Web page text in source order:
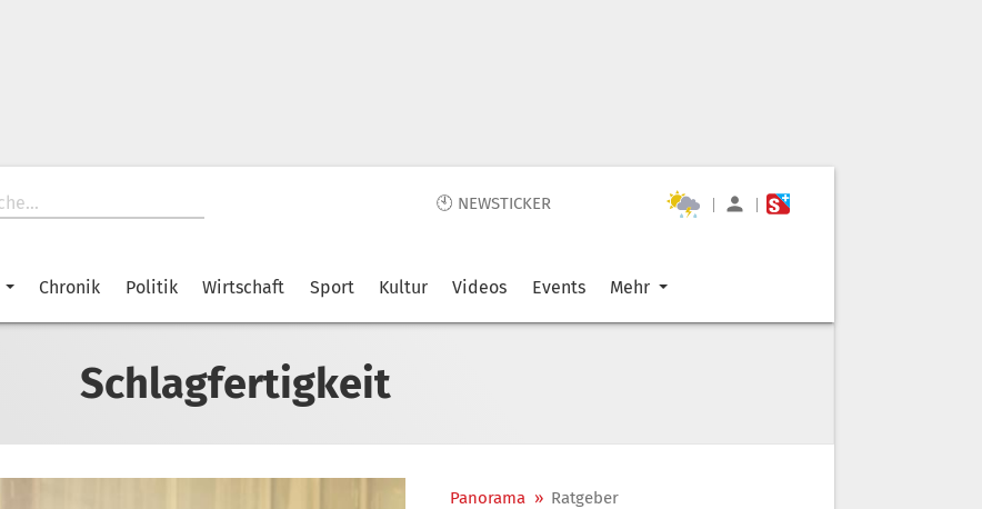
🕙 NEWSTICKER | |
Chronik Politik Wirtschaft Sport Kultur Videos Events Mehr
Schlagfertigkeit
Panorama » Ratgeber